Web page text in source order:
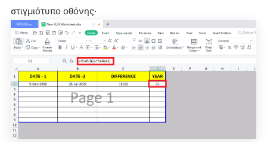
στιγμιότυπο οθόνης·